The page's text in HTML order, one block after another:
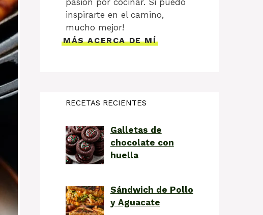
inspirarte en el camino,
mucho mejor!
MÁS ACERCA DE MÍ
RECETAS RECIENTES
Galletas de
chocolate con
huella
Sándwich de Pollo
y Aguacate